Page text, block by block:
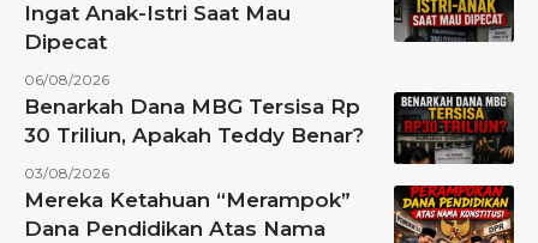
Ingat Anak-Istri Saat Mau
Dipecat
06/08/2026
Benarkah Dana MBG Tersisa Rp
30 Triliun, Apakah Teddy Benar?
03/08/2026
Mereka Ketahuan “Merampok”
Dana Pendidikan Atas Nama